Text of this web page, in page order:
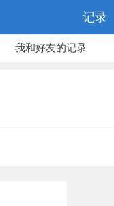
记录
我和好友的记录